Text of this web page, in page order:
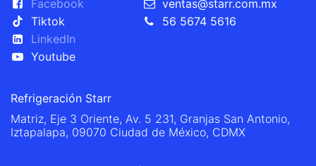
Facebook
Tiktok
LinkedIn
Youtube
ventas@starr.com.mx
56 5674 5616
Refrigeración Starr
Matriz, Eje 3 Oriente, Av. 5 231, Granjas San Antonio,
Iztapalapa, 09070 Ciudad de México, CDMX